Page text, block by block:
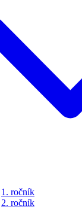
1. ročník
2. ročník